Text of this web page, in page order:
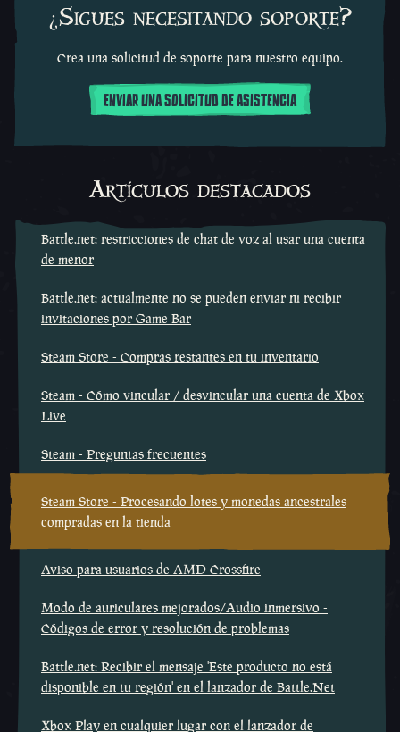
¿Sigues necesitando soporte?
Crea una solicitud de soporte para nuestro equipo.
ENVIAR UNA SOLICITUD DE ASISTENCIA
Artículos destacados
Battle.net: restricciones de chat de voz al usar una cuenta
de menor
Battle.net: actualmente no se pueden enviar ni recibir
invitaciones por Game Bar
Steam Store - Compras restantes en tu inventario
Steam - Cómo vincular / desvincular una cuenta de Xbox
Live
Steam - Preguntas frecuentes
Steam Store - Procesando lotes y monedas ancestrales
compradas en la tienda
Aviso para usuarios de AMD Crossfire
Modo de auriculares mejorados/Audio inmersivo -
Códigos de error y resolución de problemas
Battle.net: Recibir el mensaje 'Este producto no está
disponible en tu región' en el lanzador de Battle.Net
Xbox Play en cualquier lugar con el lanzador de